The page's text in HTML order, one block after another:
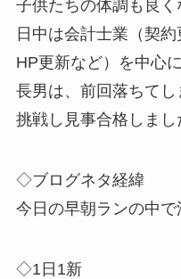
子供たちの体調も良く
日中は会計士業（契約
HP更新など）を中心に
長男は、前回落ちて
挑戦し見事合格しまし
◇ブログネタ経緯
今日の早朝ランの中で
◇1日1新